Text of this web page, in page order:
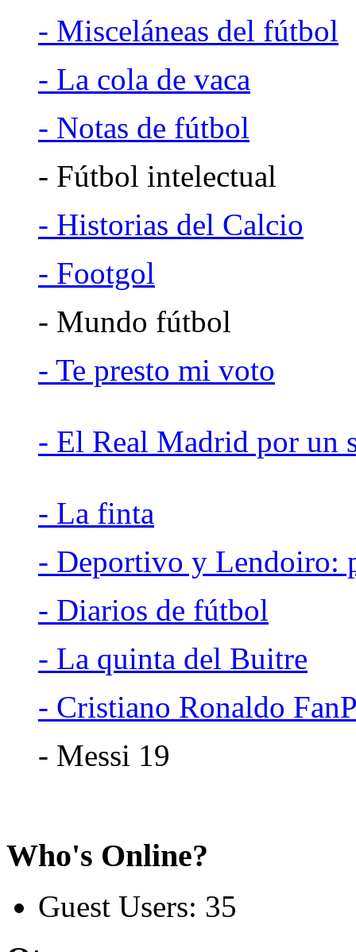
- Misceláneas del fútbol
- La cola de vaca
- Notas de fútbol
- Fútbol intelectual
- Historias del Calcio
- Footgol
- Mundo fútbol
- Te presto mi voto
- El Real Madrid por un
- La finta
- Deportivo y Lendoiro:
- Diarios de fútbol
- La quinta del Buitre
- Cristiano Ronaldo
- Messi 19
Who's Online?
Guest Users: 35